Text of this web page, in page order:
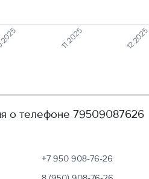
11.2025 12.2025
о телефоне 79509087626
+7 950 908-76-26